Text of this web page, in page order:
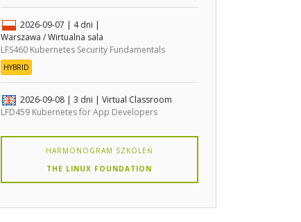
2026-09-07 | 4 dni |
Warszawa / Wirtualna sala
LFS460 Kubernetes Security Fundamentals
HYBRID
2026-09-08 | 3 dni | Virtual Classroom
LFD459 Kubernetes for App Developers
HARMONOGRAM SZKOLEŃ
THE LINUX FOUNDATION